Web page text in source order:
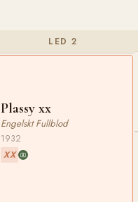
LED 2
Plassy xx
Engelskt Fullblod
1932
XX